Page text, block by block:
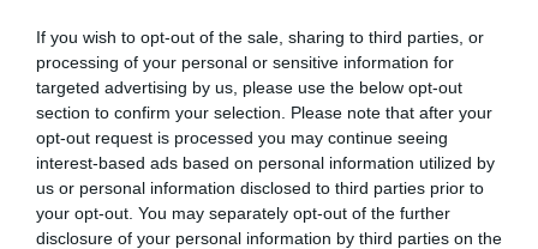
If you wish to opt-out of the sale, sharing to third parties, or
processing of your personal or sensitive information for
targeted advertising by us, please use the below opt-out
section to confirm your selection. Please note that after your
opt-out request is processed you may continue seeing
interest-based ads based on personal information utilized by
us or personal information disclosed to third parties prior to
your opt-out. You may separately opt-out of the further
disclosure of your personal information by third parties on the